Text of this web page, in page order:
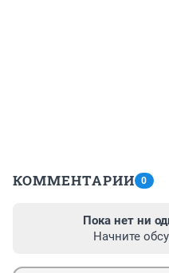
КОММЕНТАРИИ 0
Пока нет ни
Начните